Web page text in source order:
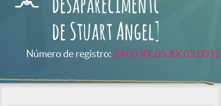
desaparecimento
de Stuart Angel]
Número de registro: ZA03.XX.05.XX.02.0012